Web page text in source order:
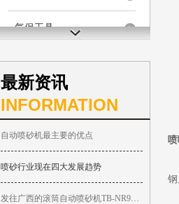
气保工具
最新资讯
INFORMATION
自动喷砂机最主要的优点
喷砂行业现在四大发展趋势
发往广西的滚筒自动喷砂机TB-NR9080-2A